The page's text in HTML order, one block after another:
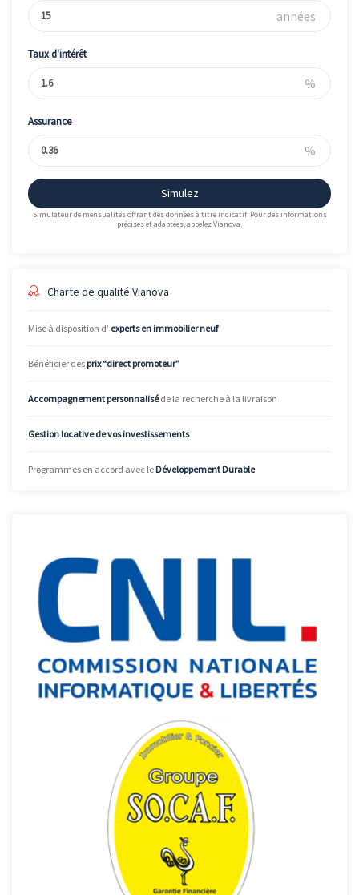
années
Taux d'intérêt
%
Assurance
%
Simulez
Simulateur de mensualités offrant des données à titre indicatif. Pour des informations
précises et adaptées, appelez Vianova.
Charte de qualité Vianova
Mise à disposition d’ experts en immobilier neuf
Bénéficier des prix “direct promoteur”
Accompagnement personnaliséde la recherche à la livraison
Gestion locative de vos investissements
Programmes en accord avec le Développement Durable